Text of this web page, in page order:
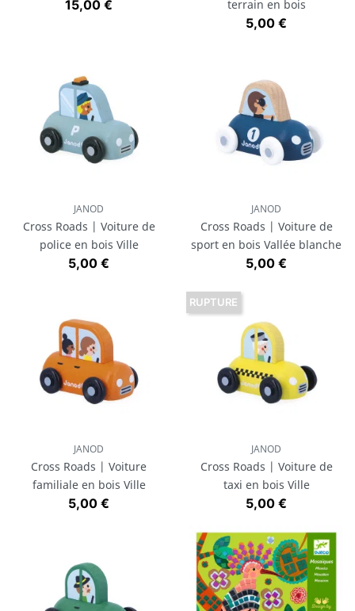
Prix
15,00 €
terrain en bois
Prix
5,00 €
JANOD
Cross Roads | Voiture de
police en bois Ville
Prix
5,00 €
JANOD
Cross Roads | Voiture de
sport en bois Vallée blanche
Prix
5,00 €
JANOD
Cross Roads | Voiture
familiale en bois Ville
Prix
5,00 €
JANOD
Cross Roads | Voiture de
taxi en bois Ville
Prix
5,00 €
RUPTURE